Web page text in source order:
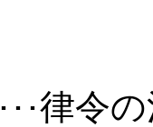
･･律令